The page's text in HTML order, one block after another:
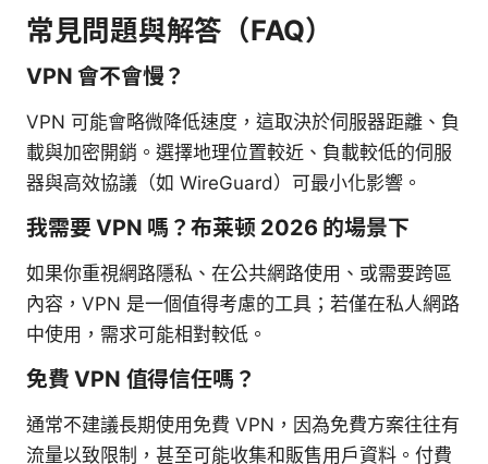
常見問題與解答（FAQ）
VPN 會不會慢？
VPN 可能會略微降低速度，這取決於伺服器距離、負
載與加密開銷。選擇地理位置較近、負載較低的伺服
器與高效協議（如 WireGuard）可最小化影響。
我需要 VPN 嗎？布莱顿 2026 的場景下
如果你重視網路隱私、在公共網路使用、或需要跨區
內容，VPN 是一個值得考慮的工具；若僅在私人網路
中使用，需求可能相對較低。
免費 VPN 值得信任嗎？
通常不建議長期使用免費 VPN，因為免費方案往往有
流量以致限制，甚至可能收集和販售用戶資料。付費